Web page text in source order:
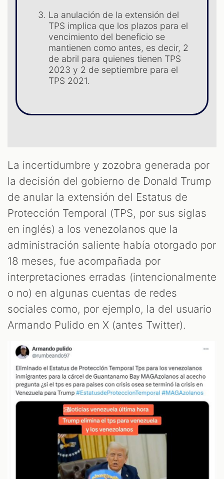
La anulación de la extensión del
TPS implica que los plazos para el
vencimiento del beneficio se
mantienen como antes, es decir, 2
de abril para quienes tienen TPS
2023 y 2 de septiembre para el
TPS 2021.
La incertidumbre y zozobra generada por
la decisión del gobierno de Donald Trump
de anular la extensión del Estatus de
Protección Temporal (TPS, por sus siglas
en inglés) a los venezolanos que la
administración saliente había otorgado por
18 meses, fue acompañada por
interpretaciones erradas (intencionalmente
o no) en algunas cuentas de redes
sociales como, por ejemplo, la del usuario
Armando Pulido en X (antes Twitter).